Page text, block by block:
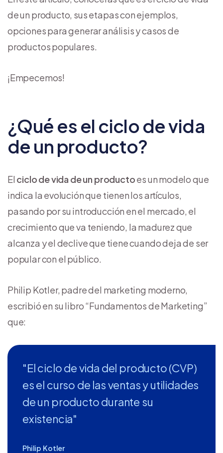
de un producto, sus etapas con ejemplos,
opciones para generar análisis y casos de
productos populares.
¡Empecemos!
¿Qué es el ciclo de vida
de un producto?
El ciclo de vida de un productoes un modelo que
indica la evolución que tienen los artículos,
pasando por su introducción en el mercado, el
crecimiento que va teniendo, la madurez que
alcanza y el declive que tiene cuando deja de ser
popular con el público.
Philip Kotler, padre del marketing moderno,
escribió en su libro “Fundamentos de Marketing”
que:
"El ciclo de vida del producto (CVP)
es el curso de las ventas y utilidades
de un producto durante su
existencia"
Philip Kotler